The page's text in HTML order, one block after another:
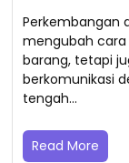
Perkembangan
mengubah
barang, tetapi
berkomunikasi
tengah…
Read More